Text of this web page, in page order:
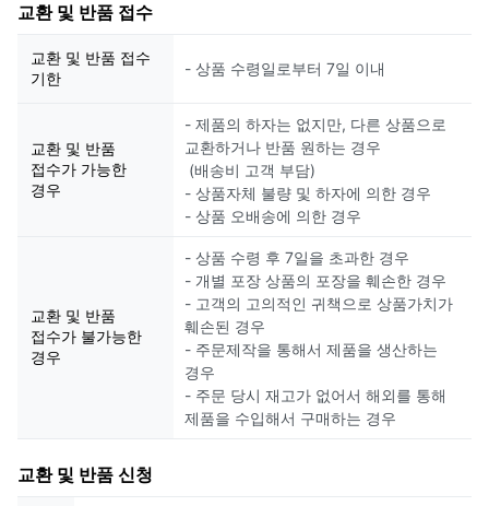
교환 및 반품 접수
교환 및 반품 접수
기한
- 상품 수령일로부터 7일 이내
교환 및 반품
접수가 가능한
경우
- 제품의 하자는 없지만, 다른 상품으로
교환하거나 반품 원하는 경우
(배송비 고객 부담)
- 상품자체 불량 및 하자에 의한 경우
- 상품 오배송에 의한 경우
교환 및 반품
접수가 불가능한
경우
- 상품 수령 후 7일을 초과한 경우
- 개별 포장 상품의 포장을 훼손한 경우
- 고객의 고의적인 귀책으로 상품가치가
훼손된 경우
- 주문제작을 통해서 제품을 생산하는
경우
- 주문 당시 재고가 없어서 해외를 통해
제품을 수입해서 구매하는 경우
교환 및 반품 신청